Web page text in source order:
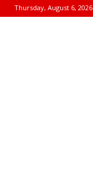
Thursday, August 6, 2026